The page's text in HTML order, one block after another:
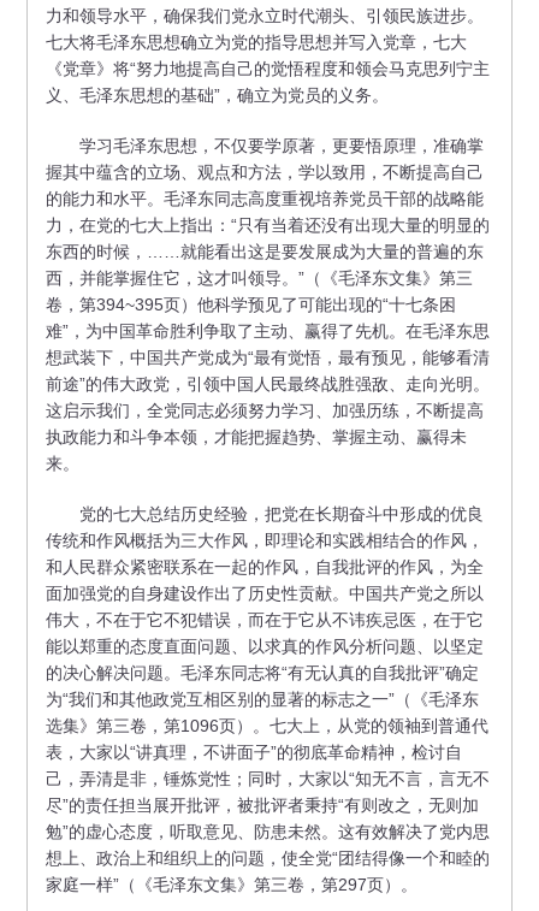
力和领导水平，确保我们党永立时代潮头、引领民族进步。
七大将毛泽东思想确立为党的指导思想并写入党章，七大
《党章》将“努力地提高自己的觉悟程度和领会马克思列宁主
义、毛泽东思想的基础”，确立为党员的义务。
学习毛泽东思想，不仅要学原著，更要悟原理，准确掌
握其中蕴含的立场、观点和方法，学以致用，不断提高自己
的能力和水平。毛泽东同志高度重视培养党员干部的战略能
力，在党的七大上指出：“只有当着还没有出现大量的明显的
东西的时候，……就能看出这是要发展成为大量的普遍的东
西，并能掌握住它，这才叫领导。”（《毛泽东文集》第三
卷，第394~395页）他科学预见了可能出现的“十七条困
难”，为中国革命胜利争取了主动、赢得了先机。在毛泽东思
想武装下，中国共产党成为“最有觉悟，最有预见，能够看清
前途”的伟大政党，引领中国人民最终战胜强敌、走向光明。
这启示我们，全党同志必须努力学习、加强历练，不断提高
执政能力和斗争本领，才能把握趋势、掌握主动、赢得未
来。
党的七大总结历史经验，把党在长期奋斗中形成的优良
传统和作风概括为三大作风，即理论和实践相结合的作风，
和人民群众紧密联系在一起的作风，自我批评的作风，为全
面加强党的自身建设作出了历史性贡献。中国共产党之所以
伟大，不在于它不犯错误，而在于它从不讳疾忌医，在于它
能以郑重的态度直面问题、以求真的作风分析问题、以坚定
的决心解决问题。毛泽东同志将“有无认真的自我批评”确定
为“我们和其他政党互相区别的显著的标志之一”（《毛泽东
选集》第三卷，第1096页）。七大上，从党的领袖到普通代
表，大家以“讲真理，不讲面子”的彻底革命精神，检讨自
己，弄清是非，锤炼党性；同时，大家以“知无不言，言无不
尽”的责任担当展开批评，被批评者秉持“有则改之，无则加
勉”的虚心态度，听取意见、防患未然。这有效解决了党内思
想上、政治上和组织上的问题，使全党“团结得像一个和睦的
家庭一样”（《毛泽东文集》第三卷，第297页）。